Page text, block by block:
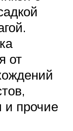
от
и прочие